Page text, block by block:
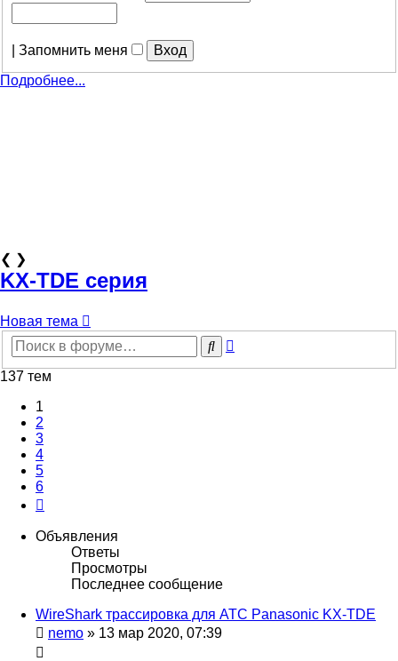
Запомнить меня
Подробнее...
❮ ❯
KX-TDE серия
Новая тема
Поиск
137 тем
1
2
3
4
5
6
Объявления
Ответы
Просмотры
Последнее сообщение
WireShark трассировка для АТС Panasonic KX-TDE
nemo » 13 мар 2020, 07:39